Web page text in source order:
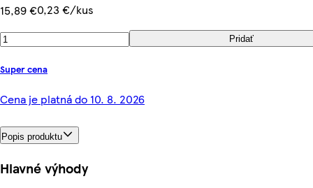
15,89 €0,23 €/kus
Pridať
Super cena
Cena je platná do 10. 8. 2026
Popis produktu
Hlavné výhody